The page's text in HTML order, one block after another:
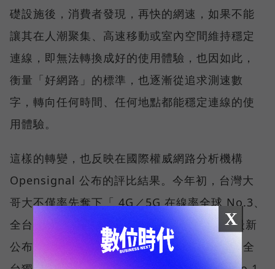
礎設施後，消費者發現，再快的網速，如果不能
讓其在人潮聚集、高速移動或室內空間維持穩定
連線，即無法轉換成好的使用體驗，也因如此，
衡量「好網路」的標準，也逐漸從追求測速數
字，轉向任何時間、任何地點都能穩定連線的使
用體驗。
這樣的轉變，也反映在國際權威網路分析機構
Opensignal 公布的評比結果。今年初，台灣大
哥大不僅率先奪下「 4G／5G 在線率全球 No.3、
全台 No.1 」國際級榮譽，在 Opensignal 最新
公布的台灣行動網路體驗報告中，更一舉斬獲全
X